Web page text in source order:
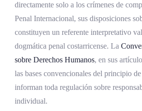
directamente solo a los crímenes de
Penal Internacional, sus disposiciones
constituyen un referente interpretativo
dogmática penal costarricense. La
sobre Derechos Humanos, en sus
las bases convencionales del principio
informan toda regulación sobre
individual.